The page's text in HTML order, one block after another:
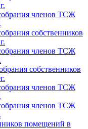
членов ТСЖ
собственников
членов ТСЖ
собственников
членов ТСЖ
членов ТСЖ
помещений в